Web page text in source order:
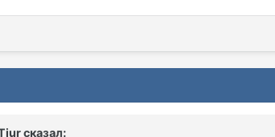
сказал: